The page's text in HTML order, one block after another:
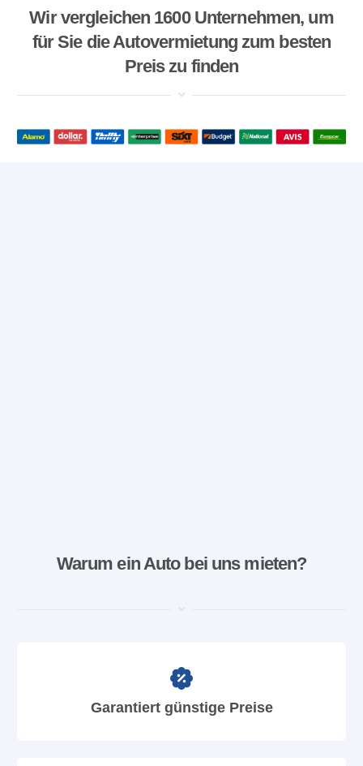
Wir vergleichen 1600 Unternehmen, um
für Sie die Autovermietung zum besten
Preis zu finden
Warum ein Auto bei uns mieten?
Garantiert günstige Preise